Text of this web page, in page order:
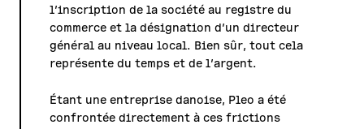
l’inscription de la société au registre du
commerce et la désignation d’un directeur
général au niveau local. Bien sûr, tout cela
représente du temps et de l’argent.
Étant une entreprise danoise, Pleo a été
confrontée directement à ces frictions